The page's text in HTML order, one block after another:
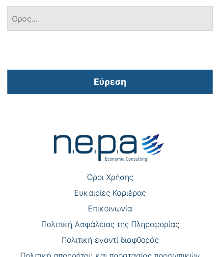
Εύρεση
Όροι Χρήσης
Eυκαιρίες Καριέρας
Επικοινωνία
Πολιτική Ασφάλειας της Πληροφορίας
Πολιτική εναντί διαφθοράς